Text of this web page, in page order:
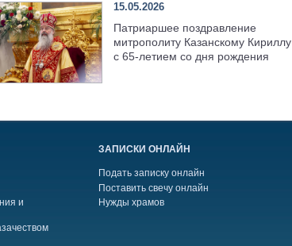
15.05.2026
Патриаршее поздравление
митрополиту Казанскому Кириллу
с 65-летием со дня рождения
и
ЗАПИСКИ ОНЛАЙН
Подать записку онлайн
Поставить свечу онлайн
Нужды храмов